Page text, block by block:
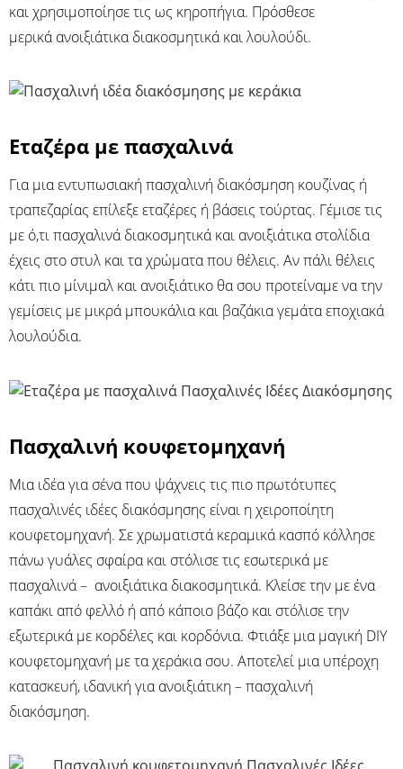
και χρησιμοποίησε τις ως κηροπήγια. Πρόσθεσε
μερικά ανοιξιάτικα διακοσμητικά και λουλούδι.
Εταζέρα με πασχαλινά
Για μια εντυπωσιακή πασχαλινή διακόσμηση κουζίνας ή
τραπεζαρίας επίλεξε εταζέρες ή βάσεις τούρτας. Γέμισε τις
με ό,τι πασχαλινά διακοσμητικά και ανοιξιάτικα στολίδια
έχεις στο στυλ και τα χρώματα που θέλεις. Αν πάλι θέλεις
κάτι πιο μίνιμαλ και ανοιξιάτικο θα σου προτείναμε να την
γεμίσεις με μικρά μπουκάλια και βαζάκια γεμάτα εποχιακά
λουλούδια.
Πασχαλινή κουφετομηχανή
Μια ιδέα για σένα που ψάχνεις τις πιο πρωτότυπες
πασχαλινές ιδέες διακόσμησης είναι η χειροποίητη
κουφετομηχανή. Σε χρωματιστά κεραμικά κασπό κόλλησε
πάνω γυάλες σφαίρα και στόλισε τις εσωτερικά με
πασχαλινά – ανοιξιάτικα διακοσμητικά. Κλείσε την με ένα
καπάκι από φελλό ή από κάποιο βάζο και στόλισε την
εξωτερικά με κορδέλες και κορδόνια. Φτιάξε μια μαγική DIY
κουφετομηχανή με τα χεράκια σου. Αποτελεί μια υπέροχη
κατασκευή, ιδανική για ανοιξιάτικη – πασχαλινή
διακόσμηση.